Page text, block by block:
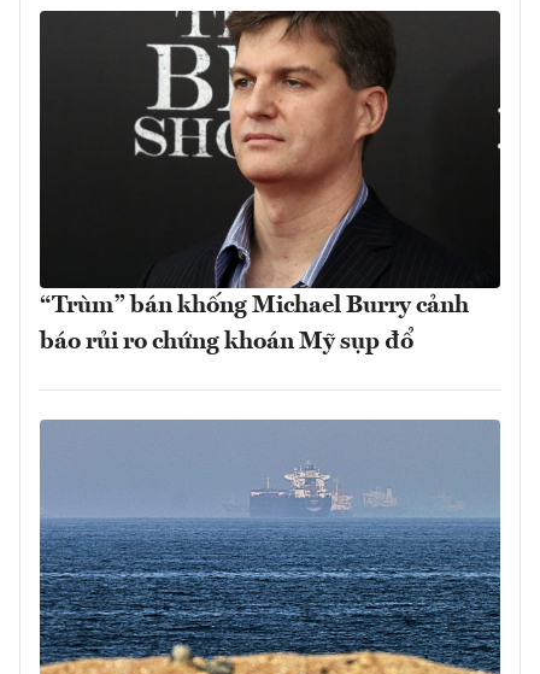
“Trùm” bán khống Michael Burry cảnh
báo rủi ro chứng khoán Mỹ sụp đổ